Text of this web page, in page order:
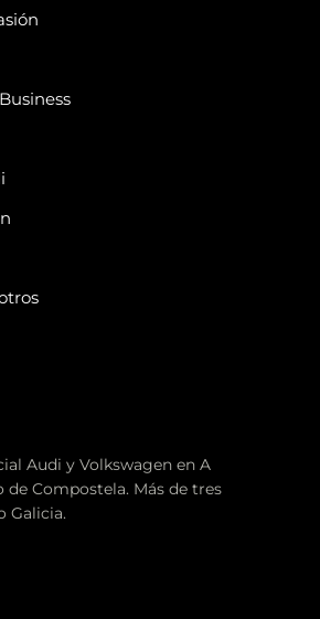
Audi y Volkswagen en A
de Compostela. Más de tres
Galicia.